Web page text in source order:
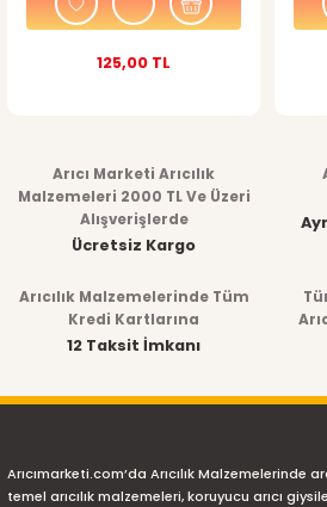
125,00 TL
Arıcı Marketi Arıcılık
Malzemeleri 2000 TL Ve Üzeri
Alışverişlerde
Ücretsiz Kargo
Arıcılık Malzemelerinde Tüm
Kredi Kartlarına
12 Taksit İmkanı
Arıcımarketi.com’da Arıcılık Malzemelerinde
temel arıcılık malzemeleri, koruyucu arıcı